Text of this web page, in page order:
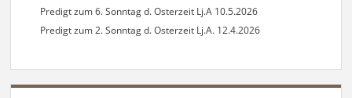
Predigt zum 6. Sonntag d. Osterzeit Lj.A 10.5.2026
Predigt zum 2. Sonntag d. Osterzeit Lj.A. 12.4.2026